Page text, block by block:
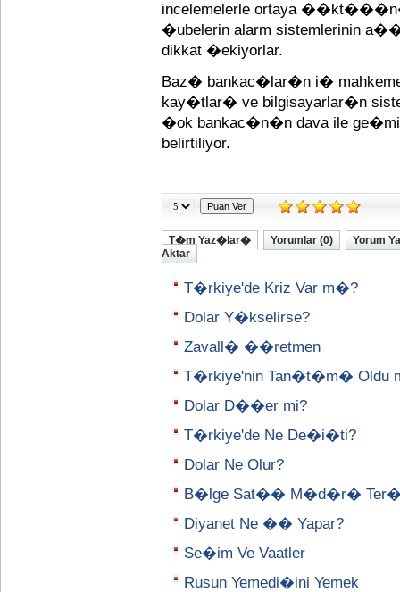
incelemelerle ortaya
�ubelerin alarm sistemlerinin
dikkat �ekiyorlar.
Baz� bankac�lar�n i�
kay�tlar� ve bilgisayarlar�n
�ok bankac�n�n dava ile
belirtiliyor.
T�m Yaz�lar� Yorumlar (0)
Yorum
Aktar
T�rkiye'de Kriz Var m�?
Dolar Y�kselirse?
Zavall� ��retmen
T�rkiye'nin Tan�t�m� Oldu
Dolar D��er mi?
T�rkiye'de Ne De�i�ti?
Dolar Ne Olur?
B�lge Sat�� M�d�r�
Diyanet Ne �� Yapar?
Se�im Ve Vaatler
Rusun Yemedi�ini Yemek